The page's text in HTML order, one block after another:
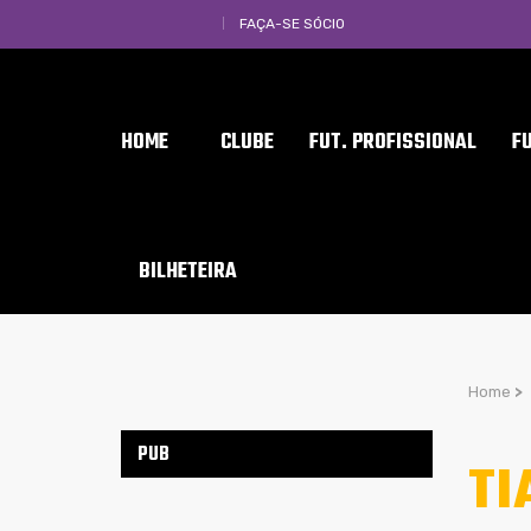
FAÇA-SE SÓCIO
HOME CLUBE FUT. PROFISSIONAL
BILHETEIRA
Home >
PUB